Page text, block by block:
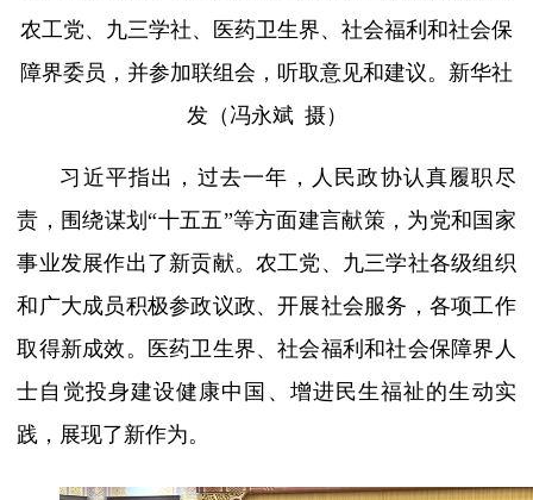
农工党、九三学社、医药卫生界、社会福利和社会保
障界委员，并参加联组会，听取意见和建议。新华社
发（冯永斌 摄）
习近平指出，过去一年，人民政协认真履职尽
责，围绕谋划“十五五”等方面建言献策，为党和国家
事业发展作出了新贡献。农工党、九三学社各级组织
和广大成员积极参政议政、开展社会服务，各项工作
取得新成效。医药卫生界、社会福利和社会保障界人
士自觉投身建设健康中国、增进民生福祉的生动实
践，展现了新作为。